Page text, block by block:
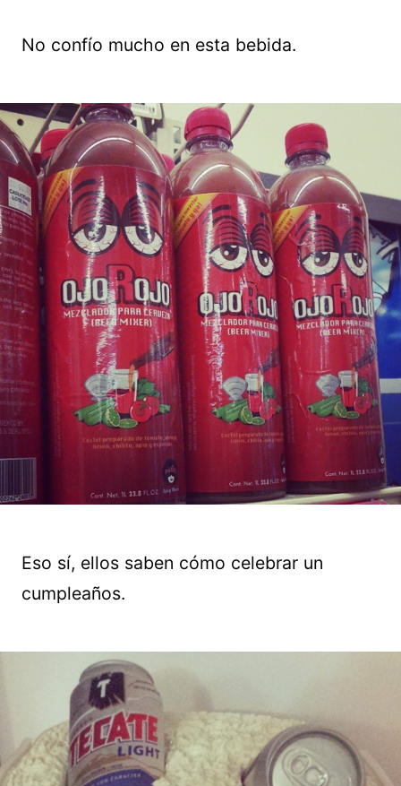
No confío mucho en esta bebida.
Eso sí, ellos saben cómo celebrar un
cumpleaños.